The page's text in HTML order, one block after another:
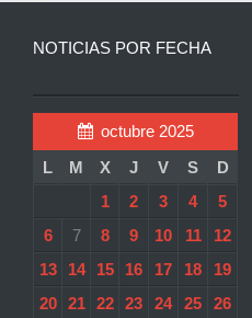
NOTICIAS POR FECHA
octubre 2025
L
M X J V S
D
1
2 3 4
5
6
7 8 9 10 11
12
13
14 15 16 17 18
19
20
21 22 23 24 25
26